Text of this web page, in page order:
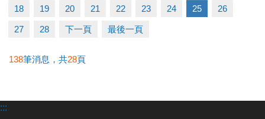
18 19 20 21 22 23 24 25 26
27 28 下一頁 最後一頁
138筆消息，共28頁
:::